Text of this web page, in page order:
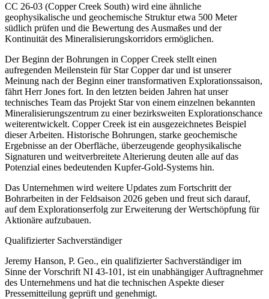
CC 26-03 (Copper Creek South) wird eine ähnliche
geophysikalische und geochemische Struktur etwa 500 Meter
südlich prüfen und die Bewertung des Ausmaßes und der
Kontinuität des Mineralisierungskorridors ermöglichen.
Der Beginn der Bohrungen in Copper Creek stellt einen
aufregenden Meilenstein für Star Copper dar und ist unserer
Meinung nach der Beginn einer transformativen Explorationssaison,
fährt Herr Jones fort. In den letzten beiden Jahren hat unser
technisches Team das Projekt Star von einem einzelnen bekannten
Mineralisierungszentrum zu einer bezirksweiten Explorationschance
weiterentwickelt. Copper Creek ist ein ausgezeichnetes Beispiel
dieser Arbeiten. Historische Bohrungen, starke geochemische
Ergebnisse an der Oberfläche, überzeugende geophysikalische
Signaturen und weitverbreitete Alterierung deuten alle auf das
Potenzial eines bedeutenden Kupfer-Gold-Systems hin.
Das Unternehmen wird weitere Updates zum Fortschritt der
Bohrarbeiten in der Feldsaison 2026 geben und freut sich darauf,
auf dem Explorationserfolg zur Erweiterung der Wertschöpfung für
Aktionäre aufzubauen.
Qualifizierter Sachverständiger
Jeremy Hanson, P. Geo., ein qualifizierter Sachverständiger im
Sinne der Vorschrift NI 43-101, ist ein unabhängiger Auftragnehmer
des Unternehmens und hat die technischen Aspekte dieser
Pressemitteilung geprüft und genehmigt.